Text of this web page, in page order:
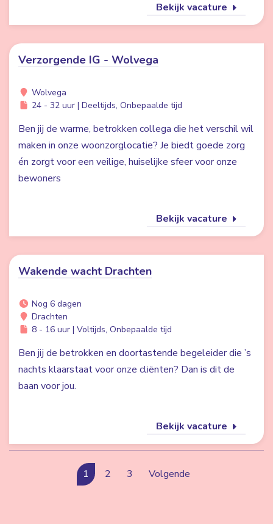
Bekijk vacature
Verzorgende IG - Wolvega
Wolvega
24 - 32 uur | Deeltijds, Onbepaalde tijd
Ben jij de warme, betrokken collega die het verschil wil
maken in onze woonzorglocatie? Je biedt goede zorg
én zorgt voor een veilige, huiselijke sfeer voor onze
bewoners
Bekijk vacature
Wakende wacht Drachten
Nog 6 dagen
Drachten
8 - 16 uur | Voltijds, Onbepaalde tijd
Ben jij de betrokken en doortastende begeleider die ’s
nachts klaarstaat voor onze cliënten? Dan is dit de
baan voor jou.
Bekijk vacature
1 2 3 Volgende